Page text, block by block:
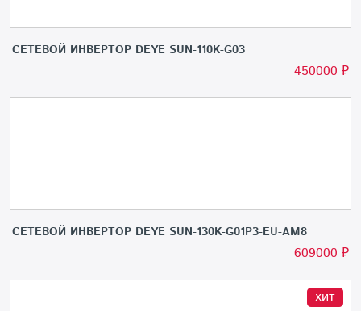
СЕТЕВОЙ ИНВЕРТОР DEYE SUN-110K-G03
450000 ₽
СЕТЕВОЙ ИНВЕРТОР DEYE SUN-130K-G01P3-EU-AM8
609000 ₽
хит